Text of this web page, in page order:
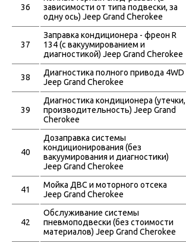
36
зависимости от типа подвески, за
одну ось) Jeep Grand Cherokee
37
Заправка кондиционера - фреон R
134 (с вакуумированием и
диагностикой) Jeep Grand Cherokee
38
Диагностика полного привода 4WD
Jeep Grand Cherokee
39
Диагностика кондиционера (утечки,
производительность) Jeep Grand
Cherokee
40
Дозаправка системы
кондиционирования (без
вакуумирования и диагностики)
Jeep Grand Cherokee
41
Мойка ДВС и моторного отсека
Jeep Grand Cherokee
42
Обслуживание системы
пневмоподвески (без стоимости
материалов) Jeep Grand Cherokee